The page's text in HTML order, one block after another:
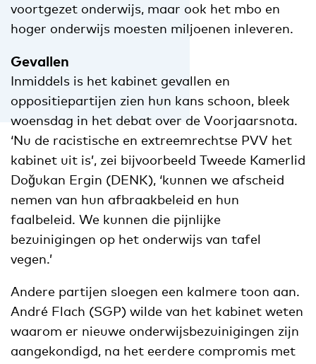
voortgezet onderwijs, maar ook het mbo en
hoger onderwijs moesten miljoenen inleveren.
Gevallen
Inmiddels is het kabinet gevallen en
oppositiepartijen zien hun kans schoon, bleek
woensdag in het debat over de Voorjaarsnota.
‘Nu de racistische en extreemrechtse PVV het
kabinet uit is’, zei bijvoorbeeld Tweede Kamerlid
Doğukan Ergin (DENK), ‘kunnen we afscheid
nemen van hun afbraakbeleid en hun
faalbeleid. We kunnen die pijnlijke
bezuinigingen op het onderwijs van tafel
vegen.’
Andere partijen sloegen een kalmere toon aan.
André Flach (SGP) wilde van het kabinet weten
waarom er nieuwe onderwijsbezuinigingen zijn
aangekondigd, na het eerdere compromis met